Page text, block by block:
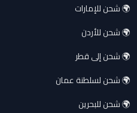
🌍 شحن للإمارات
🌍 شحن للأردن
🌍 شحن إلى قطر
🌍 شحن لسلطنة عمان
🌍 شحن للبحرين